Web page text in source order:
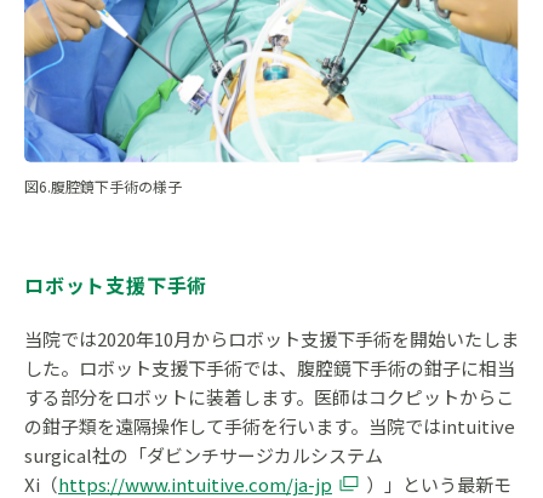
図6.腹腔鏡下手術の様子
ロボット支援下手術
当院では2020年10月からロボット支援下手術を開始いたしま
した。ロボット支援下手術では、腹腔鏡下手術の鉗子に相当
する部分をロボットに装着します。医師はコクピットからこ
の鉗子類を遠隔操作して手術を行います。当院ではintuitive
surgical社の「ダビンチサージカルシステム
Xi（https://www.intuitive.com/ja-jp
）」という最新モ